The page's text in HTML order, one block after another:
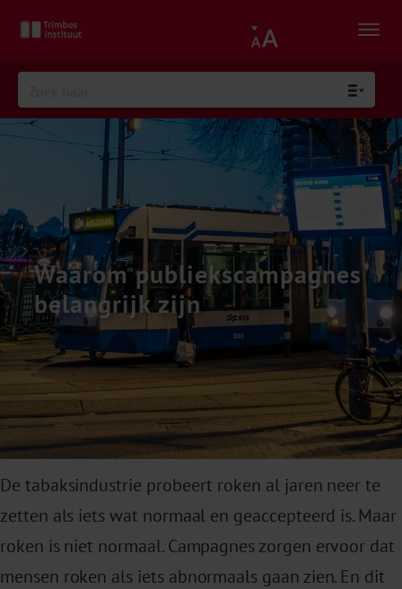
Waarom publiekscampagnes
belangrijk zijn
De tabaksindustrie probeert roken al jaren neer te
zetten als iets wat normaal en geaccepteerd is. Maar
roken is niet normaal. Campagnes zorgen ervoor dat
mensen roken als iets abnormaals gaan zien. En dit